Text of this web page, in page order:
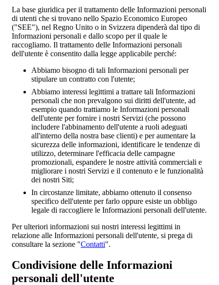
La base giuridica per il trattamento delle Informazioni personali
di utenti che si trovano nello Spazio Economico Europeo
("SEE"), nel Regno Unito o in Svizzera dipenderà dal tipo di
Informazioni personali e dallo scopo per il quale le
raccogliamo. Il trattamento delle Informazioni personali
dell'utente è consentito dalla legge applicabile perché:
Abbiamo bisogno di tali Informazioni personali per
stipulare un contratto con l'utente;
Abbiamo interessi legittimi a trattare tali Informazioni
personali che non prevalgono sui diritti dell'utente, ad
esempio quando trattiamo le Informazioni personali
dell'utente per fornire i nostri Servizi (che possono
includere l'abbinamento dell'utente a ruoli adeguati
all'interno della nostra base clienti) e per aumentare la
sicurezza delle informazioni, identificare le tendenze di
utilizzo, determinare l'efficacia delle campagne
promozionali, espandere le nostre attività commerciali e
migliorare i nostri Servizi e il contenuto e le funzionalità
dei nostri Siti;
In circostanze limitate, abbiamo ottenuto il consenso
specifico dell'utente per farlo oppure esiste un obbligo
legale di raccogliere le Informazioni personali dell'utente.
Per ulteriori informazioni sui nostri interessi legittimi in
relazione alle Informazioni personali dell'utente, si prega di
consultare la sezione "Contatti".
Condivisione delle Informazioni
personali dell'utente